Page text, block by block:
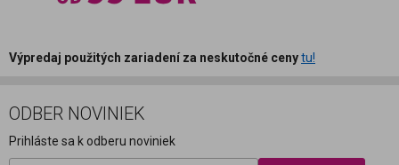
Výpredaj použitých zariadení za neskutočné cenytu!
ODBER NOVINIEK
Prihláste sa k odberu noviniek